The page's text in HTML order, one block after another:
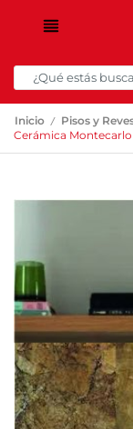
Inicio / Pisos y
Cerámica